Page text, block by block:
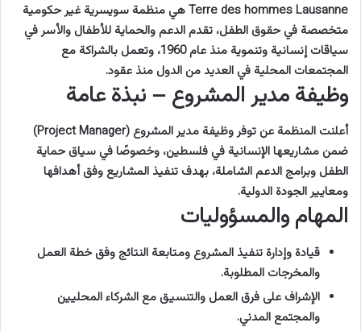
Terre des hommes Lausanne هي منظمة سويسرية غير حكومية
متخصصة في حقوق الطفل، تقدم الدعم والحماية للأطفال والأسر في
سياقات إنسانية وتنموية منذ عام 1960، وتعمل بالشراكة مع
المجتمعات المحلية في العديد من الدول منذ عقود.
وظيفة مدير المشروع – نبذة عامة
أعلنت المنظمة عن توفر وظيفة مدير المشروع (Project Manager)
ضمن مشاريعها الإنسانية في فلسطين، وخصوصًا في سياق حماية
الطفل وبرامج الدعم الشاملة، بهدف تنفيذ المشاريع وفق أهدافها
ومعايير الجودة الدولية.
المهام والمسؤوليات
قيادة وإدارة تنفيذ المشروع ومتابعة النتائج وفق خطة العمل
والمخرجات المطلوبة.
الإشراف على فرق العمل والتنسيق مع الشركاء المحليين
والمجتمع المدني.